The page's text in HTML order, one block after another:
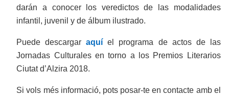
darán a conocer los veredictos de las modalidades
infantil, juvenil y de álbum ilustrado.
Puede descargaraquí el programa de actos de las
Jornadas Culturales en torno a los Premios Literarios
Ciutat d’Alzira 2018.
Si vols més informació, pots posar-te en contacte amb el